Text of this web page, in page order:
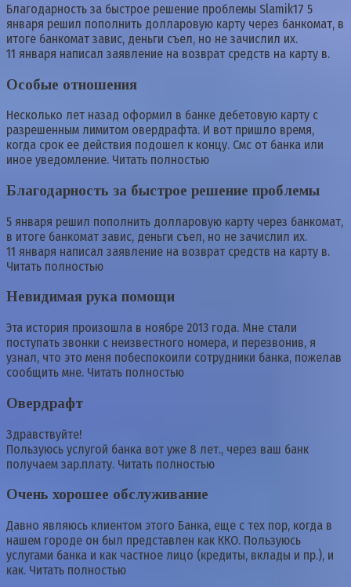
Благодарность за быстрое решение проблемы Slamik17 5
января решил пополнить долларовую карту через банкомат, в
итоге банкомат завис, деньги съел, но не зачислил их.
11 января написал заявление на возврат средств на карту в.
Особые отношения
Несколько лет назад оформил в банке дебетовую карту с
разрешенным лимитом овердрафта. И вот пришло время,
когда срок ее действия подошел к концу. Смс от банка или
иное уведомление. Читать полностью
Благодарность за быстрое решение проблемы
5 января решил пополнить долларовую карту через банкомат,
в итоге банкомат завис, деньги съел, но не зачислил их.
11 января написал заявление на возврат средств на карту в.
Читать полностью
Невидимая рука помощи
Эта история произошла в ноябре 2013 года. Мне стали
поступать звонки с неизвестного номера, и перезвонив, я
узнал, что это меня побеспокоили сотрудники банка, пожелав
сообщить мне. Читать полностью
Овердрафт
Здравствуйте!
Пользуюсь услугой банка вот уже 8 лет., через ваш банк
получаем зар.плату. Читать полностью
Очень хорошее обслуживание
Давно являюсь клиентом этого Банка, еще с тех пор, когда в
нашем городе он был представлен как ККО. Пользуюсь
услугами банка и как частное лицо (кредиты, вклады и пр.), и
как. Читать полностью